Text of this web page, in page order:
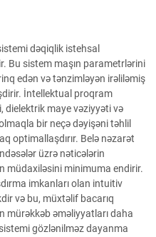
dəqiqlik istehsal
Bu sistem maşın parametrlərini
edən və tənzimləyən irəliləmiş
İntellektual proqram
dielektrik maye vəziyyəti və
bir neçə dəyişəni təhlil
optimallaşdırır. Belə nəzarət
üzrə nəticələrin
müdaxiləsini minimuma endirir.
imkanları olan intuitiv
və bu, müxtəlif bacarıq
mürəkkəb əməliyyatları daha
gözlənilməz dayanma